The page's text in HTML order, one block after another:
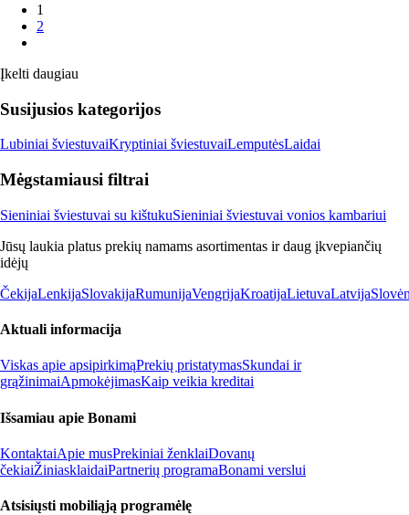
1
2
Įkelti daugiau
Susijusios kategorijos
Lubiniai šviestuvaiKryptiniai šviestuvaiLemputėsLaidai
Mėgstamiausi filtrai
Sieniniai šviestuvai su kištukuSieniniai šviestuvai vonios kambariui
Jūsų laukia platus prekių namams asortimentas ir daug įkvepiančių
idėjų
ČekijaLenkijaSlovakijaRumunijaVengrijaKroatijaLietuvaLatvija
Aktuali informacija
Viskas apie apsipirkimąPrekių pristatymasSkundai ir
grąžinimaiApmokėjimasKaip veikia kreditai
Išsamiau apie Bonami
KontaktaiApie musPrekiniai ženklaiDovanų
čekiaiŽiniasklaidaiPartnerių programaBonami verslui
Atsisiųsti mobiliąją programėlę